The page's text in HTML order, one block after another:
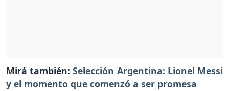
Mirá también:Selección Argentina: Lionel Messi
y el momento que comenzó a ser promesa